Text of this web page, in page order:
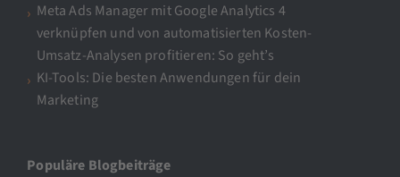
Meta Ads Manager mit Google Analytics 4
verknüpfen und von automatisierten Kosten-
Umsatz-Analysen profitieren: So geht’s
KI-Tools: Die besten Anwendungen für dein
Marketing
Populäre Blogbeiträge